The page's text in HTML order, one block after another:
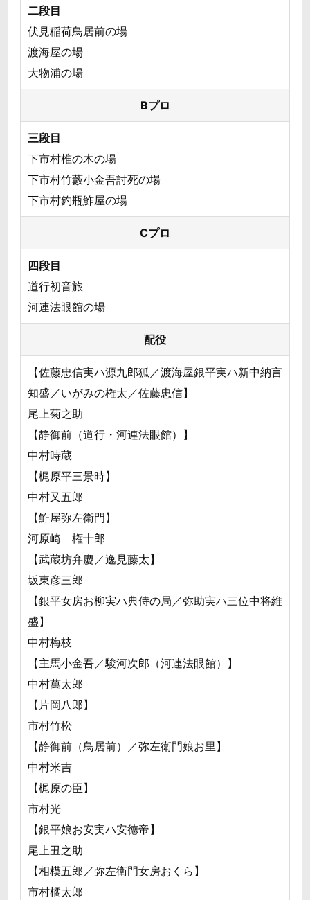
二段目
伏見稲荷鳥居前の場
渡海屋の場
大物浦の場
Bプロ
三段目
下市村椎の木の場
下市村竹藪小金吾討死の場
下市村釣瓶鮓屋の場
Cプロ
四段目
道行初音旅
河連法眼館の場
配役
【佐藤忠信実ハ源九郎狐／渡海屋銀平実ハ新中納言
知盛／いがみの権太／佐藤忠信】
尾上菊之助
【静御前（道行・河連法眼館）】
中村時蔵
【梶原平三景時】
中村又五郎
【鮓屋弥左衛門】
河原崎 権十郎
【武蔵坊弁慶／逸見藤太】
坂東彦三郎
【銀平女房お柳実ハ典侍の局／弥助実ハ三位中将維
盛】
中村梅枝
【主馬小金吾／駿河次郎（河連法眼館）】
中村萬太郎
【片岡八郎】
市村竹松
【静御前（鳥居前）／弥左衛門娘お里】
中村米吉
【梶原の臣】
市村光
【銀平娘お安実ハ安徳帝】
尾上丑之助
【相模五郎／弥左衛門女房おくら】
市村橘太郎